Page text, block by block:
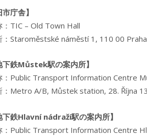
市庁舎】
：TIC – Old Town Hall
：Staroměstské náměstí 1, 110 00 Praha
下鉄Můstek駅の案内所】
：Public Transport Information Centre
：Metro A/B, Můstek station, 28. Října
下鉄Hlavní nádraží駅の案内所】
：Public Transport Information Centre